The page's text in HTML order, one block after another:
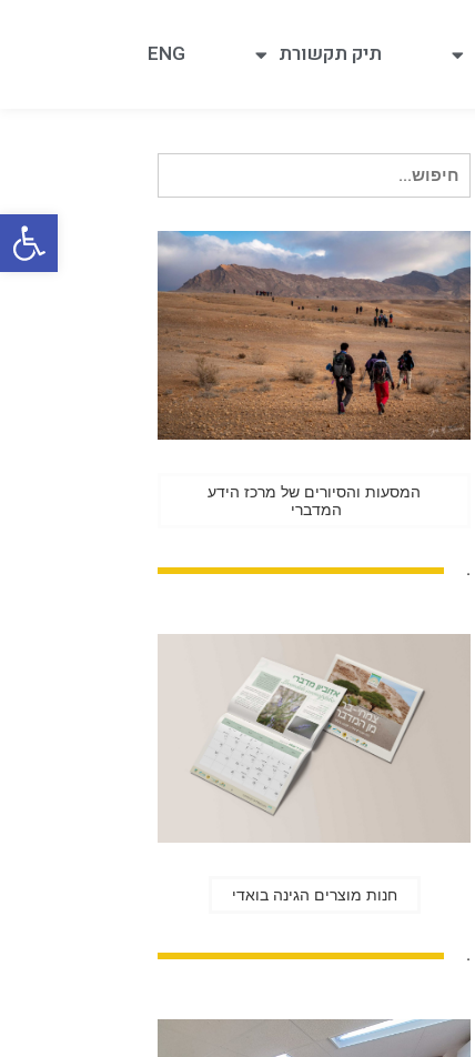
תיק תקשורת ENG
המסעות והסיורים של מרכז הידע
המדברי
.
חנות מוצרים הגינה בואדי
.